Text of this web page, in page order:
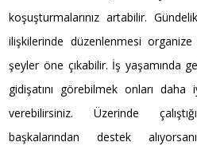
koşuşturmalarınız artabilir.
ilişkilerinde düzenlenmesi
şeyler öne çıkabilir. İş yaşamında
gidişatını görebilmek onları
verebilirsiniz. Üzerinde
başkalarından destek